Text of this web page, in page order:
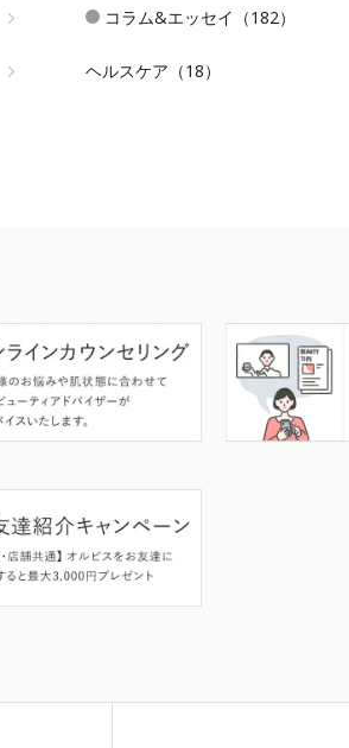
コラム&エッセイ（182）
ヘルスケア（18）